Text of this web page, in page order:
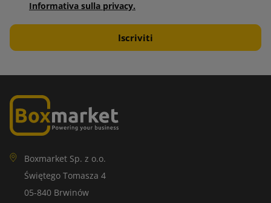
Informativa sulla privacy.
Boxmarket Sp. z o.o.
Świętego Tomasza 4
05-840 Brwinów